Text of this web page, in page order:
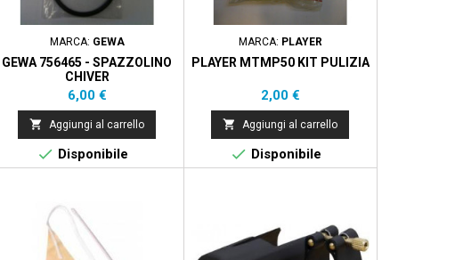
MARCA: GEWA
GEWA 756465 - SPAZZOLINO
CHIVER
Prezzo
6,00 €
 Aggiungi al carrello
 Disponibile
MARCA: PLAYER
PLAYER MTMP50 KIT PULIZIA
Prezzo
2,00 €
 Aggiungi al carrello
 Disponibile